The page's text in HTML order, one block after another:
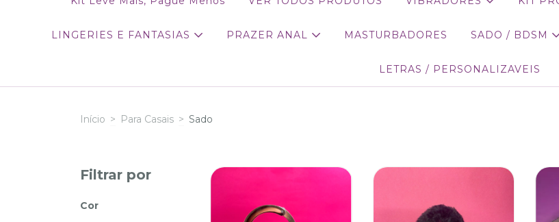
LINGERIES E FANTASIAS PRAZER ANAL MASTURBADORES SADO / BDSM
LETRAS / PERSONALIZAVEIS
Início > Para Casais > Sado
Filtrar por
Cor